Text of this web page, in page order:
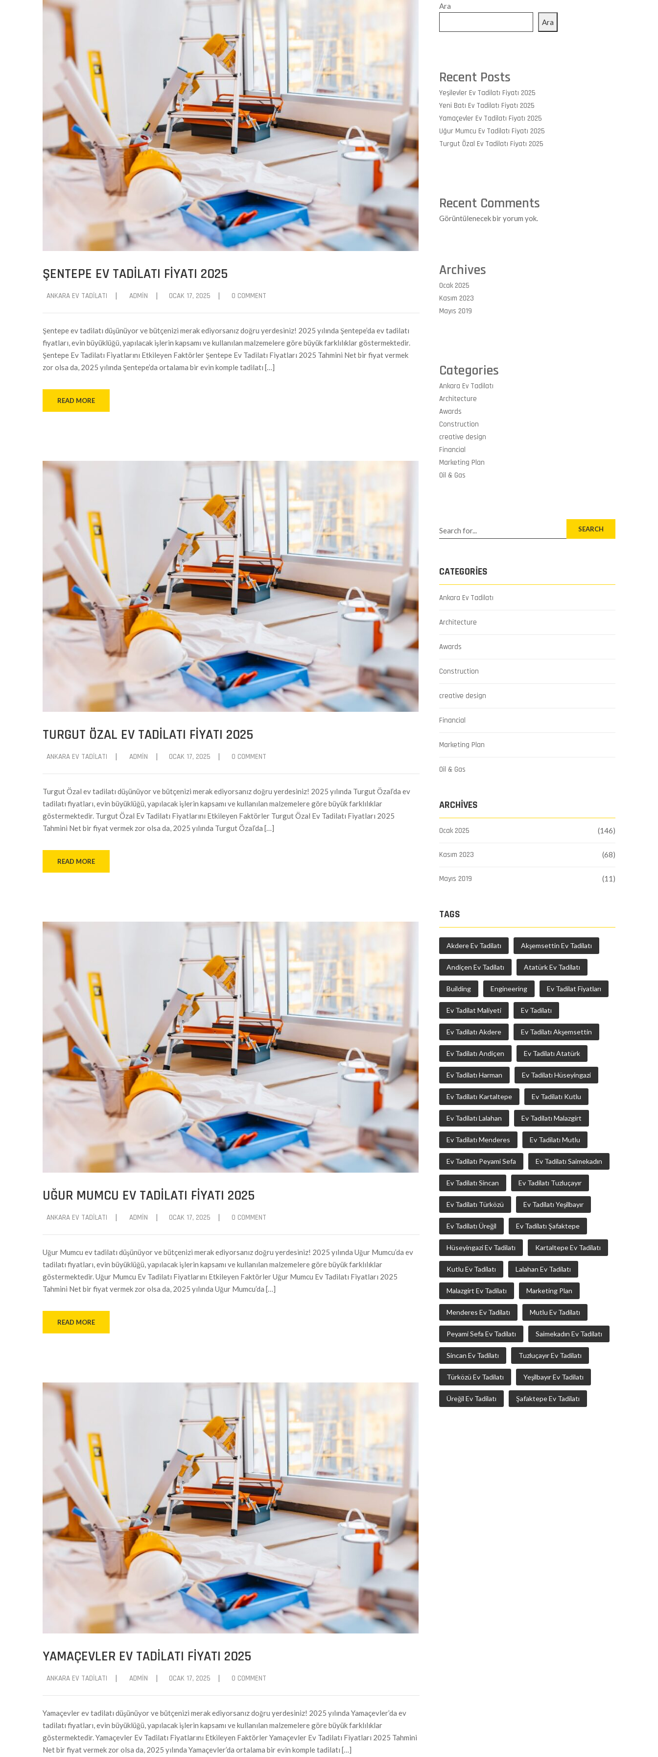
ŞENTEPE EV TADILATI FIYATI 2025
ANKARA EV TADILATI | ADMIN | OCAK 17, 2025 | 0 COMMENT
Şentepe ev tadilatı düşünüyor ve bütçenizi merak ediyorsanız doğru yerdesiniz! 2025 yılında Şentepe’da ev tadilatı
fiyatları, evin büyüklüğü, yapılacak işlerin kapsamı ve kullanılan malzemelere göre büyük farklılıklar göstermektedir.
Şentepe Ev Tadilatı Fiyatlarını Etkileyen Faktörler Şentepe Ev Tadilatı Fiyatları 2025 Tahmini Net bir fiyat vermek
zor olsa da, 2025 yılında Şentepe’da ortalama bir evin komple tadilatı […]
READ MORE
TURGUT ÖZAL EV TADILATI FIYATI 2025
ANKARA EV TADILATI | ADMIN | OCAK 17, 2025 | 0 COMMENT
Turgut Özal ev tadilatı düşünüyor ve bütçenizi merak ediyorsanız doğru yerdesiniz! 2025 yılında Turgut Özal’da ev
tadilatı fiyatları, evin büyüklüğü, yapılacak işlerin kapsamı ve kullanılan malzemelere göre büyük farklılıklar
göstermektedir. Turgut Özal Ev Tadilatı Fiyatlarını Etkileyen Faktörler Turgut Özal Ev Tadilatı Fiyatları 2025
Tahmini Net bir fiyat vermek zor olsa da, 2025 yılında Turgut Özal’da […]
READ MORE
UĞUR MUMCU EV TADILATI FIYATI 2025
ANKARA EV TADILATI | ADMIN | OCAK 17, 2025 | 0 COMMENT
Uğur Mumcu ev tadilatı düşünüyor ve bütçenizi merak ediyorsanız doğru yerdesiniz! 2025 yılında Uğur Mumcu’da ev
tadilatı fiyatları, evin büyüklüğü, yapılacak işlerin kapsamı ve kullanılan malzemelere göre büyük farklılıklar
göstermektedir. Uğur Mumcu Ev Tadilatı Fiyatlarını Etkileyen Faktörler Uğur Mumcu Ev Tadilatı Fiyatları 2025
Tahmini Net bir fiyat vermek zor olsa da, 2025 yılında Uğur Mumcu’da […]
READ MORE
YAMAÇEVLER EV TADILATI FIYATI 2025
ANKARA EV TADILATI | ADMIN | OCAK 17, 2025 | 0 COMMENT
Yamaçevler ev tadilatı düşünüyor ve bütçenizi merak ediyorsanız doğru yerdesiniz! 2025 yılında Yamaçevler’da ev
tadilatı fiyatları, evin büyüklüğü, yapılacak işlerin kapsamı ve kullanılan malzemelere göre büyük farklılıklar
göstermektedir. Yamaçevler Ev Tadilatı Fiyatlarını Etkileyen Faktörler Yamaçevler Ev Tadilatı Fiyatları 2025 Tahmini
Net bir fiyat vermek zor olsa da, 2025 yılında Yamaçevler’da ortalama bir evin komple tadilatı […]
Ara
Ara
Recent Posts
Yeşilevler Ev Tadilatı Fiyatı 2025
Yeni Batı Ev Tadilatı Fiyatı 2025
Yamaçevler Ev Tadilatı Fiyatı 2025
Uğur Mumcu Ev Tadilatı Fiyatı 2025
Turgut Özal Ev Tadilatı Fiyatı 2025
Recent Comments
Görüntülenecek bir yorum yok.
Archives
Ocak 2025
Kasım 2023
Mayıs 2019
Categories
Ankara Ev Tadilatı
Architecture
Awards
Construction
creative design
Financial
Marketing Plan
Oil & Gas
SEARCH
CATEGORIES
Ankara Ev Tadilatı
Architecture
Awards
Construction
creative design
Financial
Marketing Plan
Oil & Gas
ARCHIVES
Ocak 2025 (146)
Kasım 2023 (68)
Mayıs 2019 (11)
TAGS
Akdere Ev Tadilatı Akşemsettin Ev Tadilatı
Andiçen Ev Tadilatı Atatürk Ev Tadilatı
Building Engineering Ev Tadilat Fiyatları
Ev Tadilat Maliyeti Ev Tadilatı
Ev Tadilatı Akdere Ev Tadilatı Akşemsettin
Ev Tadilatı Andiçen Ev Tadilatı Atatürk
Ev Tadilatı Harman Ev Tadilatı Hüseyingazi
Ev Tadilatı Kartaltepe Ev Tadilatı Kutlu
Ev Tadilatı Lalahan Ev Tadilatı Malazgirt
Ev Tadilatı Menderes Ev Tadilatı Mutlu
Ev Tadilatı Peyami Sefa Ev Tadilatı Saimekadın
Ev Tadilatı Sincan Ev Tadilatı Tuzluçayır
Ev Tadilatı Türközü Ev Tadilatı Yeşilbayır
Ev Tadilatı Üreğil Ev Tadilatı Şafaktepe
Hüseyingazi Ev Tadilatı Kartaltepe Ev Tadilatı
Kutlu Ev Tadilatı Lalahan Ev Tadilatı
Malazgirt Ev Tadilatı Marketing Plan
Menderes Ev Tadilatı Mutlu Ev Tadilatı
Peyami Sefa Ev Tadilatı Saimekadın Ev Tadilatı
Sincan Ev Tadilatı Tuzluçayır Ev Tadilatı
Türközü Ev Tadilatı Yeşilbayır Ev Tadilatı
Üreğil Ev Tadilatı Şafaktepe Ev Tadilatı